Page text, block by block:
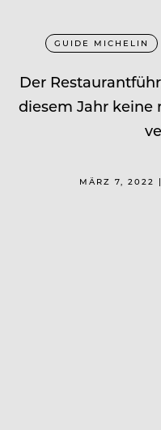
GUIDE MICHELIN
Der
diesem Jahr keine
MÄRZ 7, 2022